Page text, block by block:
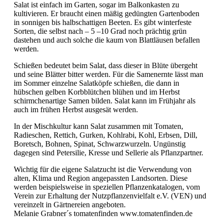
Salat ist einfach im Garten, sogar im Balkonkasten zu
kultivieren. Er braucht einen mäßig gedüngten Gartenboden
in sonnigen bis halbschattigen Beeten. Es gibt winterfeste
Sorten, die selbst nach – 5 –10 Grad noch prächtig grün
dastehen und auch solche die kaum von Blattläusen befallen
werden.
Schießen bedeutet beim Salat, dass dieser in Blüte übergeht
und seine Blätter bitter werden. Für die Samenernte lässt man
im Sommer einzelne Salatköpfe schießen, die dann in
hübschen gelben Korbblütchen blühen und im Herbst
schirmchenartige Samen bilden. Salat kann im Frühjahr als
auch im frühen Herbst ausgesät werden.
In der Mischkultur kann Salat zusammen mit Tomaten,
Radieschen, Rettich, Gurken, Kohlrabi, Kohl, Erbsen, Dill,
Boretsch, Bohnen, Spinat, Schwarzwurzeln. Ungünstig
dagegen sind Petersilie, Kresse und Sellerie als Pflanzpartner.
Wichtig für die eigene Salatzucht ist die Verwendung von
alten, Klima und Region angepassten Landsorten. Diese
werden beispielsweise in speziellen Pflanzenkatalogen, vom
Verein zur Erhaltung der Nutzpflanzenvielfalt e.V. (VEN) und
vereinzelt in Gärtnereien angeboten.
Melanie Grabner´s tomatenfinden www.tomatenfinden.de